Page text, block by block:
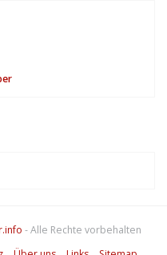
- Alle Rechte vorbehalten